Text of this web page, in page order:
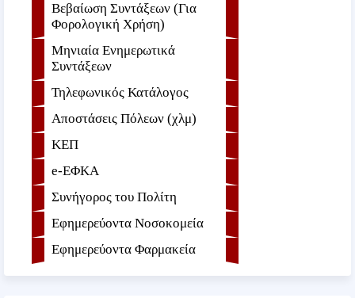
Βεβαίωση Συντάξεων (Για
Φορολογική Χρήση)
Μηνιαία Ενημερωτικά
Συντάξεων
Τηλεφωνικός Κατάλογος
Αποστάσεις Πόλεων (χλμ)
ΚΕΠ
e-ΕΦKA
Συνήγορος του Πολίτη
Εφημερεύοντα Νοσοκομεία
Εφημερεύοντα Φαρμακεία